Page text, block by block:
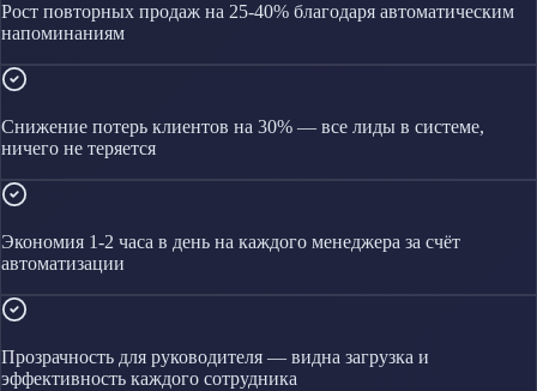
Рост повторных продаж на 25-40% благодаря автоматическим
напоминаниям
Снижение потерь клиентов на 30% — все лиды в системе,
ничего не теряется
Экономия 1-2 часа в день на каждого менеджера за счёт
автоматизации
Прозрачность для руководителя — видна загрузка и
эффективность каждого сотрудника